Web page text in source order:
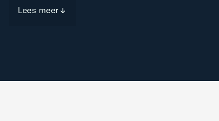
Lees meer